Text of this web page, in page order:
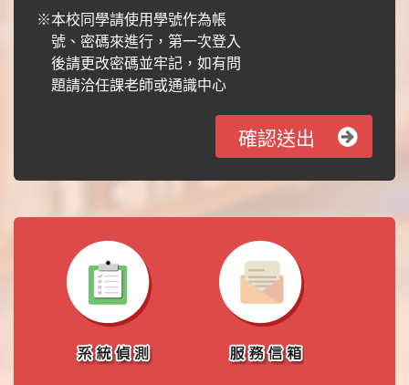
※本校同學請使用學號作為帳
號、密碼來進行，第一次登入
後請更改密碼並牢記，如有問
題請洽任課老師或通識中心